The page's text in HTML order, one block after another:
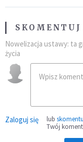
Nowelizacja ustawy: ta
życia
Zaloguj się lub
Twój